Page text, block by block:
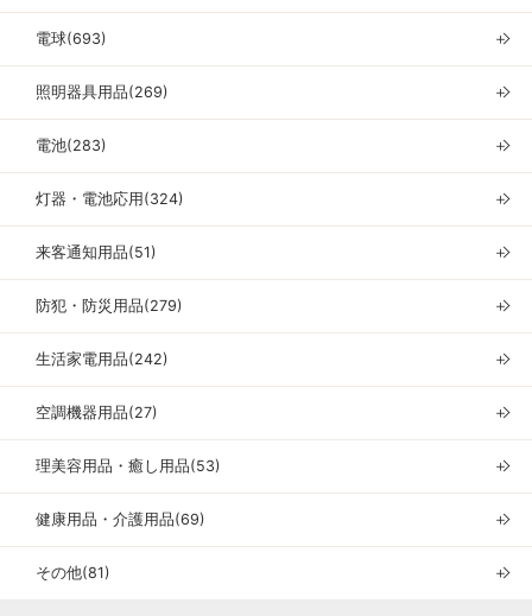
電球(693) ＋
照明器具用品(269) ＋
電池(283) ＋
灯器・電池応用(324) ＋
来客通知用品(51) ＋
防犯・防災用品(279) ＋
生活家電用品(242) ＋
空調機器用品(27) ＋
理美容用品・癒し用品(53) ＋
健康用品・介護用品(69) ＋
その他(81) ＋